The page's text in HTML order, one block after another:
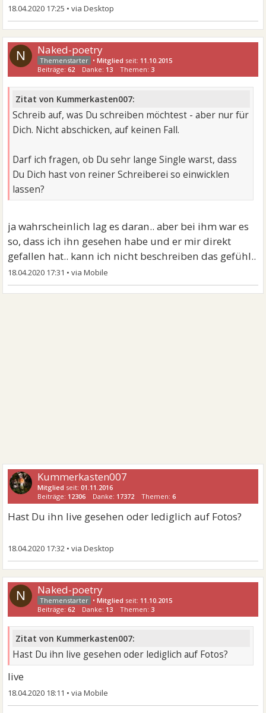
18.04.2020 17:25 •
N Naked-poetry
•Mitglied seit: 11.10.2015
Beiträge:62 Danke: 13 Themen:3
Zitat von Kummerkasten007:
Schreib auf, was Du schreiben möchtest - aber nur für
Dich. Nicht abschicken, auf keinen Fall.
Darf ich fragen, ob Du sehr lange Single warst, dass
Du Dich hast von reiner Schreiberei so einwicklen
lassen?
ja wahrscheinlich lag es daran.. aber bei ihm war es
so, dass ich ihn gesehen habe und er mir direkt
gefallen hat.. kann ich nicht beschreiben das gefühl..
18.04.2020 17:31 •
Kummerkasten007
Mitglied seit:01.11.2016
Beiträge: 12306 Danke: 17372 Themen:6
Hast Du ihn live gesehen oder lediglich auf Fotos?
18.04.2020 17:32 •
N Naked-poetry
•Mitglied seit: 11.10.2015
Beiträge:62 Danke: 13 Themen: 3
Zitat von Kummerkasten007:
Hast Du ihn live gesehen oder lediglich auf Fotos?
live
18.04.2020 18:11 •